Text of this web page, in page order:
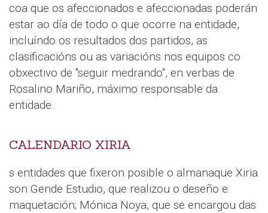
coa que os afeccionados e afeccionadas poderán
estar ao día de todo o que ocorre na entidade,
incluíndo os resultados dos partidos, as
clasificacións ou as variacións nos equipos co
obxectivo de "seguir medrando", en verbas de
Rosalino Mariño, máximo responsable da
entidade.
CALENDARIO XIRIA
s entidades que fixeron posible o almanaque Xiria
son Gende Estudio, que realizou o deseño e
maquetación; Mónica Noya, que se encargou das